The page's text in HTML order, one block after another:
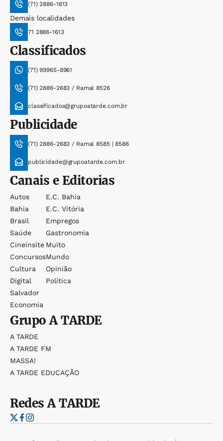
(71) 2886-1613
Demais localidades
71 2886-1613
Classificados
(71) 99965-8961
(71) 2886-2683 / Ramal 8526
classificados@grupoatarde.com.br
Publicidade
(71) 2886-2683 / Ramal 8585 | 8586
publicidade@grupoatarde.com.br
Canais e Editorias
Autos
Bahia
Brasil
Saúde
Cineinsite
Concursos
Cultura
Digital
Salvador
Economia
E.c. Bahia
E.c. Vitória
Empregos
Gastronomia
Muito
Mundo
Opinião
Política
GrupoA TARDE
A TARDE
A TARDE FM
MASSA!
A TARDE EDUCAÇÃO
RedesA TARDE